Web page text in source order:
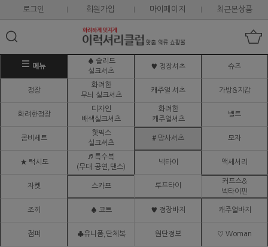
로그인 회원가입 마이페이지 최근본상품
메뉴
♠ 솔리드
실크셔츠
♥ 정장셔츠 슈즈
정장
화려한
무늬 실크셔츠
캐주얼 셔츠 가방&지갑
화려한정장
디자인
배색실크셔츠
화려한
캐주얼셔츠
벨트
콤비세트
핫픽스
실크셔츠
# 망사셔츠 모자
★ 턱시도
♬ 특수복
(무대.공연,댄스)
넥타이 액세서리
자켓 스카프 루프타이
커프스&
넥타이핀
조끼 ♠ 코트 ♥ 정장바지 캐주얼바지
점퍼 ♣유니폼,단체복 원단정보 ♡ Woman